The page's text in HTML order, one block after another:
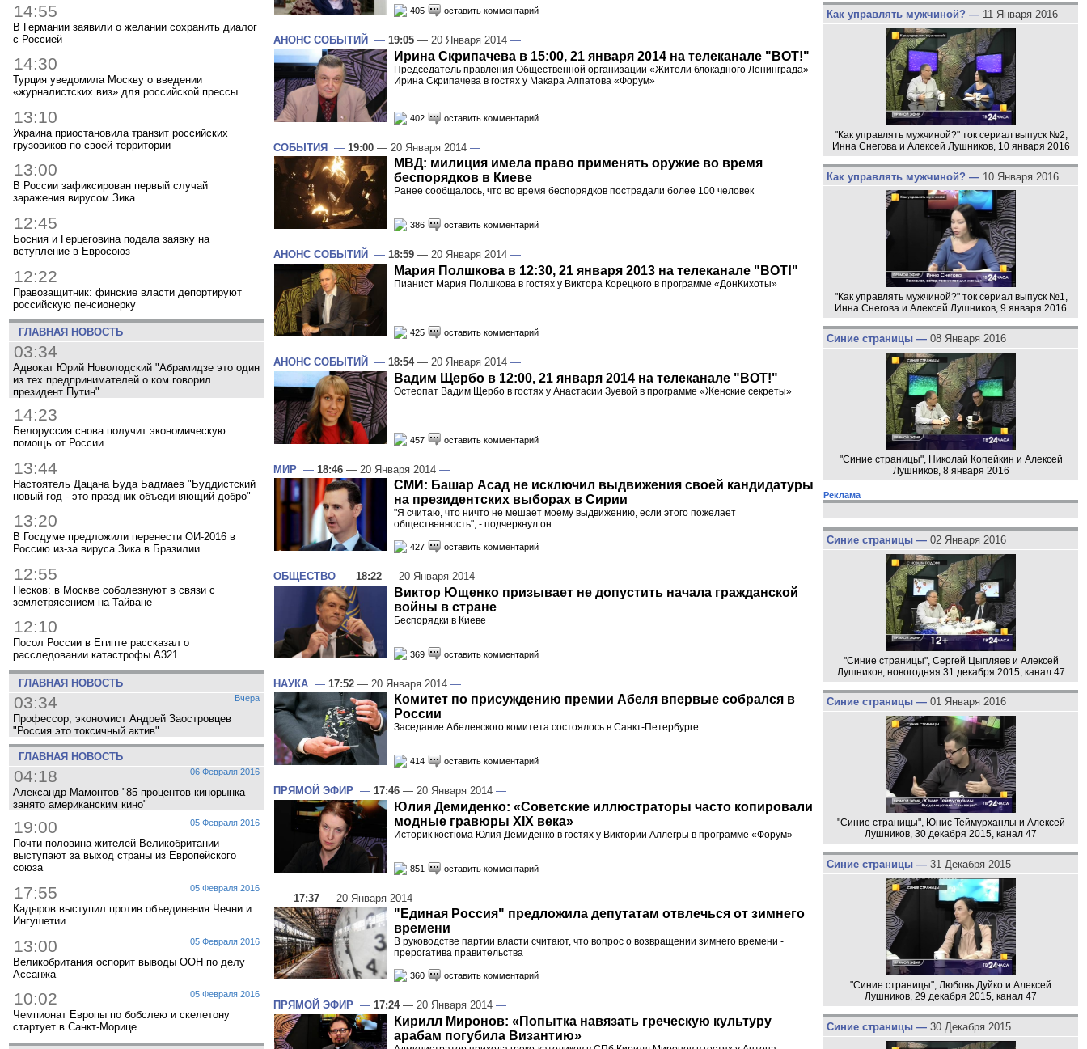
14:55
В Германии заявили о желании сохранить диалог
с Россией
14:30
Турция уведомила Москву о введении
«журналистских виз» для российской прессы
13:10
Украина приостановила транзит российских
грузовиков по своей территории
13:00
В России зафиксирован первый случай
заражения вирусом Зика
12:45
Босния и Герцеговина подала заявку на
вступление в Евросоюз
12:22
Правозащитник: финские власти депортируют
российскую пенсионерку
ГЛАВНАЯ НОВОСТЬ
03:34
Адвокат Юрий Новолодский "Абрамидзе это один
из тех предпринимателей о ком говорил
президент Путин"
14:23
Белоруссия снова получит экономическую
помощь от России
13:44
Настоятель Дацана Буда Бадмаев "Буддистский
новый год - это праздник объединяющий добро"
13:20
В Госдуме предложили перенести ОИ-2016 в
Россию из-за вируса Зика в Бразилии
12:55
Песков: в Москве соболезнуют в связи с
землетрясением на Тайване
12:10
Посол России в Египте рассказал о
расследовании катастрофы A321
ГЛАВНАЯ НОВОСТЬ
Вчера
03:34
Профессор, экономист Андрей Заостровцев
"Россия это токсичный актив"
ГЛАВНАЯ НОВОСТЬ
06 Февраля 2016
04:18
Александр Мамонтов "85 процентов кинорынка
занято американским кино"
05 Февраля 2016
19:00
Почти половина жителей Великобритании
выступают за выход страны из Европейского
союза
05 Февраля 2016
17:55
Кадыров выступил против объединения Чечни и
Ингушетии
05 Февраля 2016
13:00
Великобритания оспорит выводы ООН по делу
Ассанжа
05 Февраля 2016
10:02
Чемпионат Европы по бобслею и скелетону
стартует в Санкт-Морице
405 оставить комментарий
АНОНС СОБЫТИЙ — 19:05 — 20 Января 2014 —
Ирина Скрипачева в 15:00, 21 января 2014 на телеканале "ВОТ!"
Председатель правления Общественной организации «Жители блокадного Ленинграда»
Ирина Скрипачева в гостях у Макара Алпатова «Форум»
402 оставить комментарий
СОБЫТИЯ — 19:00 — 20 Января 2014 —
МВД: милиция имела право применять оружие во время
беспорядков в Киеве
Ранее сообщалось, что во время беспорядков пострадали более 100 человек
386 оставить комментарий
АНОНС СОБЫТИЙ — 18:59 — 20 Января 2014 —
Мария Полшкова в 12:30, 21 января 2013 на телеканале "ВОТ!"
Пианист Мария Полшкова в гостях у Виктора Корецкого в программе «ДонКихоты»
425 оставить комментарий
АНОНС СОБЫТИЙ — 18:54— 20 Января 2014 —
Вадим Щербо в 12:00, 21 января 2014 на телеканале "ВОТ!"
Остеопат Вадим Щербо в гостях у Анастасии Зуевой в программе «Женские секреты»
457 оставить комментарий
МИР — 18:46 — 20 Января 2014 —
СМИ: Башар Асад не исключил выдвижения своей кандидатуры
на президентских выборах в Сирии
"Я считаю, что ничто не мешает моему выдвижению, если этого пожелает
общественность", - подчеркнул он
427 оставить комментарий
ОБЩЕСТВО — 18:22 — 20 Января 2014 —
Виктор Ющенко призывает не допустить начала гражданской
войны в стране
Беспорядки в Киеве
369 оставить комментарий
НАУКА — 17:52 — 20 Января 2014 —
Комитет по присуждению премии Абеля впервые собрался в
России
Заседание Абелевского комитета состоялось в Санкт-Петербурге
414 оставить комментарий
ПРЯМОЙ ЭФИР — 17:46 — 20 Января 2014 —
Юлия Демиденко: «Советские иллюстраторы часто копировали
модные гравюры XIX века»
Историк костюма Юлия Демиденко в гостях у Виктории Аллегры в программе «Форум»
851 оставить комментарий
— 17:37 — 20 Января 2014 —
"Единая Россия" предложила депутатам отвлечься от зимнего
времени
В руководстве партии власти считают, что вопрос о возвращении зимнего времени -
прерогатива правительства
360 оставить комментарий
ПРЯМОЙ ЭФИР — 17:24— 20 Января 2014 —
Кирилл Миронов: «Попытка навязать греческую культуру
арабам погубила Византию»
Как управлять мужчиной? — 11 Января 2016
"Как управлять мужчиной?" ток сериал выпуск №2,
Инна Снегова и Алексей Лушников, 10 января 2016
Как управлять мужчиной? — 10 Января 2016
"Как управлять мужчиной?" ток сериал выпуск №1,
Инна Снегова и Алексей Лушников, 9 января 2016
Синие страницы — 08 Января 2016
"Синие страницы", Николай Копейкин и Алексей
Лушников, 8 января 2016
Реклама
Синие страницы — 02 Января 2016
"Синие страницы", Сергей Цыпляев и Алексей
Лушников, новогодняя 31 декабря 2015, канал 47
Синие страницы — 01 Января 2016
"Синие страницы", Юнис Теймурханлы и Алексей
Лушников, 30 декабря 2015, канал 47
Синие страницы — 31 Декабря 2015
"Синие страницы", Любовь Дуйко и Алексей
Лушников, 29 декабря 2015, канал 47
Синие страницы — 30 Декабря 2015